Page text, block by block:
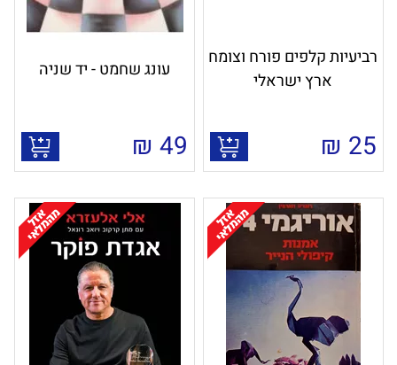
רביעיות קלפים פורח וצומח
ארץ ישראלי
25
₪
עונג שחמט - יד שניה
49
₪